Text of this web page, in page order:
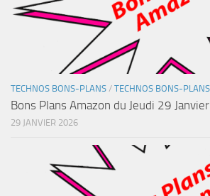
TECHNOS BONS-PLANS / TECHNOS BONS-
Bons Plans Amazon du Jeudi 29
29 JANVIER 2026